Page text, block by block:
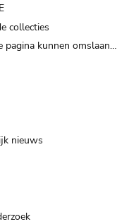
collecties
pagina kunnen omslaan…
nieuws